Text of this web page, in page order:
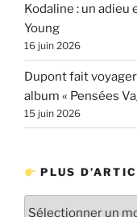
Kodaline : un adieu
Young
16 juin 2026
Dupont fait
album « Pensées
15 juin 2026
PLUS